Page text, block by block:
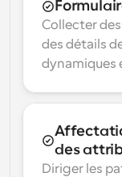
Collecter
des détails
dynamiques
des
Diriger les